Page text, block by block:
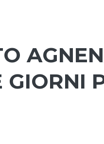
GIORNI